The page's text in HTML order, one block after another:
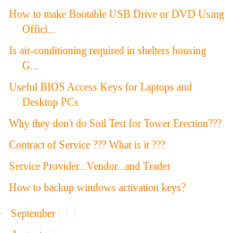
How to make Bootable USB Drive or DVD Using
Offici...
Is air-conditioning required in shelters housing
G...
Useful BIOS Access Keys for Laptops and
Desktop PCs
Why they don't do Soil Test for Tower Erection???
Contract of Service ??? What is it ???
Service Provider...Vendor...and Trader
How to backup windows activation keys?
►September